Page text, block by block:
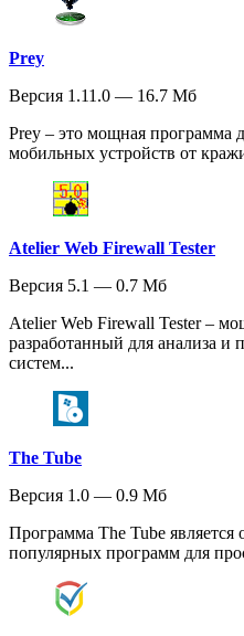
Prey
Версия 1.11.0 — 16.7 Мб
Prey – это мощная программа
мобильных устройств от
Atelier Web Firewall Tester
Версия 5.1 — 0.7 Мб
Atelier Web Firewall Tester –
разработанный для анализа и
систем...
The Tube
Версия 1.0 — 0.9 Мб
Программа The Tube
популярных программ для